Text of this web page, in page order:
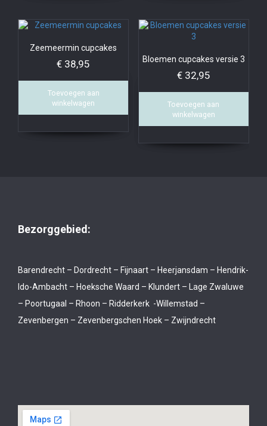
Zeemeermin cupcakes
€ 38,95
Toevoegen aan
winkelwagen
Bloemen cupcakes versie 3
€32,95
Toevoegen aan
winkelwagen
Bezorggebied:
Barendrecht – Dordrecht – Fijnaart – Heerjansdam – Hendrik-
Ido-Ambacht – Hoeksche Waard – Klundert – Lage Zwaluwe
– Poortugaal – Rhoon – Ridderkerk -Willemstad –
Zevenbergen – Zevenbergschen Hoek – Zwijndrecht